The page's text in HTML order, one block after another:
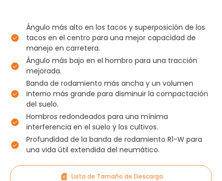
Ángulo más alto en los tacos y superposición de los
tacos en el centro para una mejor capacidad de
manejo en carretera.
Ángulo más bajo en el hombro para una tracción
mejorada.
Banda de rodamiento más ancha y un volumen
interno más grande para disminuir la compactación
del suelo.
Hombros redondeados para una mínima
interferencia en el suelo y los cultivos.
Profundidad de la banda de rodamiento R1-W para
una vida útil extendida del neumático.
Lista de Tamaño de Descarga